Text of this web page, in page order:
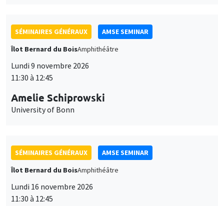
SÉMINAIRES GÉNÉRAUX
AMSE SEMINAR
Îlot Bernard du BoisAmphithéâtre
Lundi 9 novembre 2026
11:30 à 12:45
Amelie Schiprowski
University of Bonn
SÉMINAIRES GÉNÉRAUX
AMSE SEMINAR
Îlot Bernard du BoisAmphithéâtre
Lundi 16 novembre 2026
11:30 à 12:45